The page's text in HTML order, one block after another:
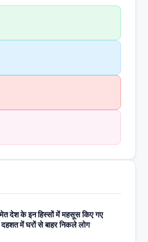
देश के इन हिस्सों में महसूस किए गए
में घरों से बाहर निकले लोग